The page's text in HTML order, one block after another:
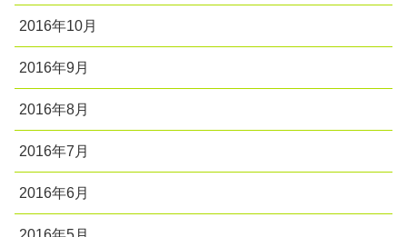
2016年10月
2016年9月
2016年8月
2016年7月
2016年6月